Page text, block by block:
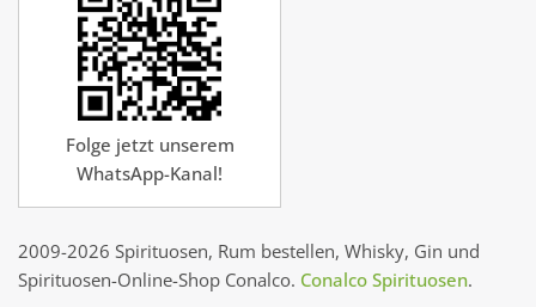
Folge jetzt unserem
WhatsApp-Kanal!
2009-2026 Spirituosen, Rum bestellen, Whisky, Gin und
Spirituosen-Online-Shop Conalco. Conalco Spirituosen.